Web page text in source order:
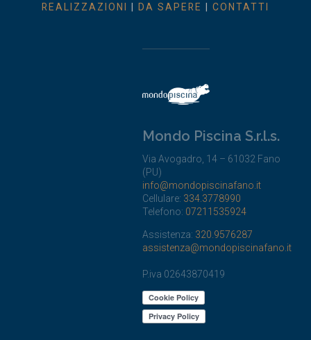
REALIZZAZIONI
DA SAPERE CONTATTI
Mondo Piscina S.r.l.s.
Via Avogadro, 14 – 61032 Fano
(PU)
info@mondopiscinafano.it
Cellulare: 334.3778990
Telefono: 07211535924
Assistenza: 320.9576287
assistenza@mondopiscinafano.it
P.iva 02643870419